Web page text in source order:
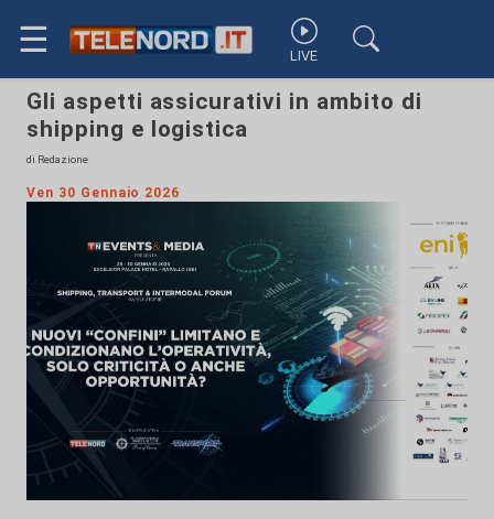
☰ LIVE
Gli aspetti assicurativi in ambito di
shipping e logistica
di Redazione
Ven 30 Gennaio 2026